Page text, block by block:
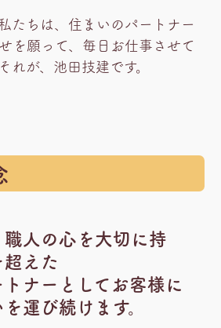
たちは、住まいのパートナー
を願って、毎日お仕事させて
れが、池田技建です。
人の心を大切に持
えた
ナーとしてお客様に
運び続けます。